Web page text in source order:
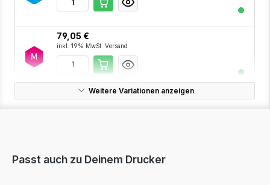
79,05 €
inkl. 19% MwSt. Versand
79,05 €
236,93 €
Weitere Variationen anzeigen
Passt auch zu Deinem Drucker